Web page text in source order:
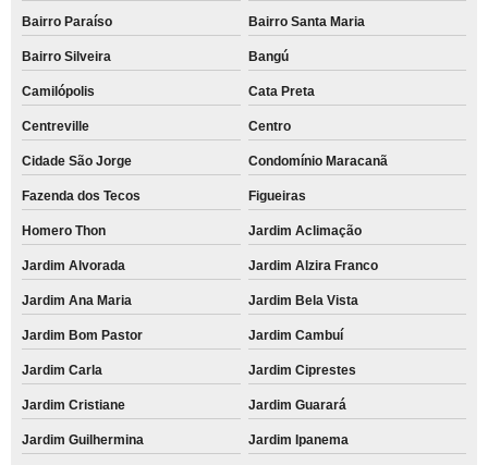
Bairro Paraíso Bairro Santa Maria
Bairro Silveira Bangú
Camilópolis Cata Preta
Centreville Centro
Cidade São Jorge Condomínio Maracanã
Fazenda dos Tecos Figueiras
Homero Thon Jardim Aclimação
Jardim Alvorada Jardim Alzira Franco
Jardim Ana Maria Jardim Bela Vista
Jardim Bom Pastor Jardim Cambuí
Jardim Carla Jardim Ciprestes
Jardim Cristiane Jardim Guarará
Jardim Guilhermina Jardim Ipanema